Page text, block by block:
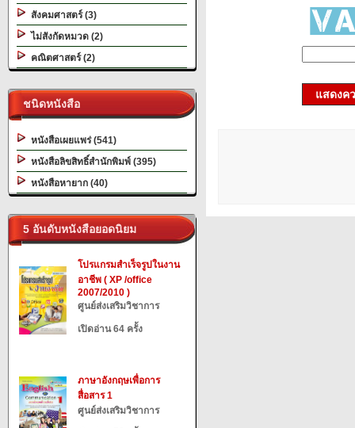
สังคมศาสตร์ (3)
ไม่สังกัดหมวด (2)
คณิตศาสตร์ (2)
ชนิดหนังสือ
หนังสือเผยแพร่ (541)
หนังสือลิขสิทธิ์สำนักพิมพ์ (395)
หนังสือหายาก (40)
5 อันดับหนังสือยอดนิยม
โปรแกรมสำเร็จรูปในงาน
อาชีพ ( XP /office
2007/2010 )
ศูนย์ส่งเสริมวิชาการ
เปิดอ่าน 64 ครั้ง
ภาษาอังกฤษเพื่อการ
สื่อสาร 1
ศูนย์ส่งเสริมวิชาการ
แสดงค